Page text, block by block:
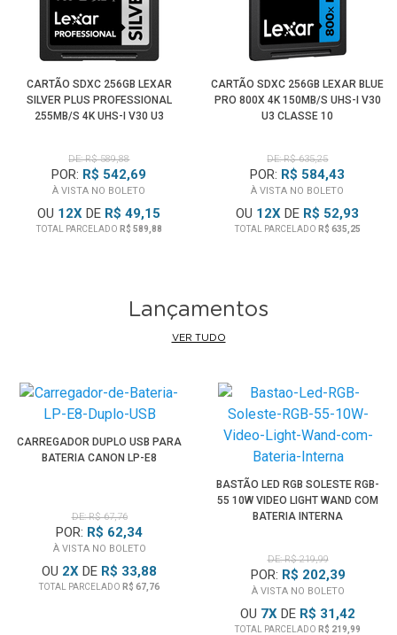
o software Image Rescue, projetado para recuperar a
maioria dos arquivos de foto e vídeo.
Principais Características:
• Cartão SDHC/SDXC Profissional
• Desempenho UHS-II / V60 / U3 / Classe 10
• Velocidade de Leitura 280Mb/s e Gravação de até
• UHS-II compatível com versões anteriores nas
• Captura imagens de alta qualidade e extensões estendidas
CARTÃO SDXC 256GB LEXAR
SILVER PLUS PROFESSIONAL
255MB/S 4K UHS-I V30 U3
DE: R$ 589,88
POR: R$ 542,69
À VISTA NO BOLETO
OU 12X DE R$ 49,15
TOTAL PARCELADO R$ 589,88
CARTÃO SDXC 256GB LEXAR BLUE
PRO 800X 4K 150MB/S UHS-I V30
U3 CLASSE 10
DE: R$ 635,25
POR: R$ 584,43
À VISTA NO BOLETO
OU 12X DE R$ 52,93
TOTAL PARCELADO R$ 635,25
Lançamentos
VER TUDO
CARREGADOR DUPLO USB PARA
BATERIA CANON LP-E8
DE: R$ 67,76
POR: R$ 62,34
À VISTA NO BOLETO
OU 2X DE R$ 33,88
TOTAL PARCELADO R$ 67,76
BASTÃO LED RGB SOLESTE RGB-
55 10W VIDEO LIGHT WAND COM
BATERIA INTERNA
DE: R$ 219,99
POR: R$ 202,39
À VISTA NO BOLETO
OU 7X DE R$ 31,42
TOTAL PARCELADO R$ 219,99